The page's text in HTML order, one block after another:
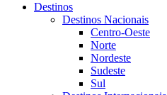
Destinos
Destinos Nacionais
Centro-Oeste
Norte
Nordeste
Sudeste
Sul